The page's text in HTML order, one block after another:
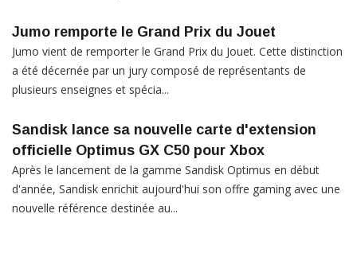
Jumo remporte le Grand Prix du Jouet
Jumo vient de remporter le Grand Prix du Jouet. Cette distinction
a été décernée par un jury composé de représentants de
plusieurs enseignes et spécia...
Sandisk lance sa nouvelle carte d'extension
officielle Optimus GX C50 pour Xbox
Après le lancement de la gamme Sandisk Optimus en début
d'année, Sandisk enrichit aujourd'hui son offre gaming avec une
nouvelle référence destinée au...